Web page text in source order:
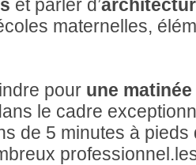
et parler d’
maternelles,
pour une
le cadre
de 5 minutes à